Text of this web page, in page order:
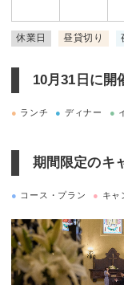
休業日 昼貸切り
10月31日に 開
● ランチ ● ディナー ●
期間限定のキ
● コース・プラン ● キャ